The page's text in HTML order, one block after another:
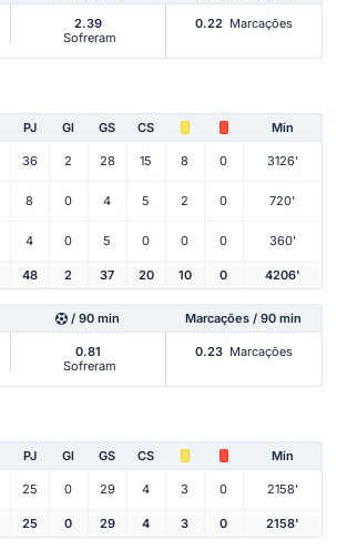
2.39
Sofreram
0.22 Marcações
PJ Gl GS CS Min
36 2 28 15 8 0 3126'
8 0 4 5 2 0 720'
4 0 5 0 0 0 360'
48 2 37 20 10 0 4206'
/ 90 min Marcações / 90 min
0.81
Sofreram
0.23 Marcações
PJ Gl GS CS Min
25 0 29 4 3 0 2158'
25 0 29 4 3 0 2158'